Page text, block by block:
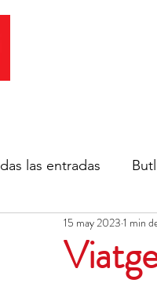
las entradas
15 may 2023 1 min